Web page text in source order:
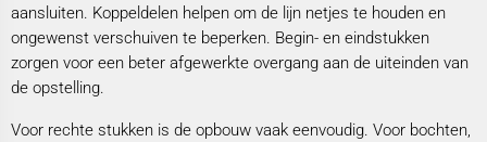
aansluiten. Koppeldelen helpen om de lijn netjes te houden en
ongewenst verschuiven te beperken. Begin- en eindstukken
zorgen voor een beter afgewerkte overgang aan de uiteinden van
de opstelling.
Voor rechte stukken is de opbouw vaak eenvoudig. Voor bochten,